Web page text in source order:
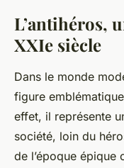
L’antihéros,
XXIe siècle
Dans le monde
figure
effet, il représente
société, loin du
de l’époque épique